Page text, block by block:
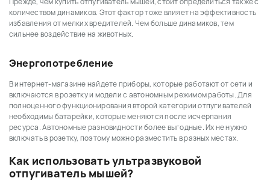
количеством динамиков. Этот фактор тоже влияет на эффективность
избавления от мелких вредителей. Чем больше динамиков, тем
сильнее воздействие на животных.
Энергопотребление
В интернет-магазине найдете приборы, которые работают от сети и
включаются в розетку и модели с автономным режимом работы. Для
полноценного функционирования второй категории отпугивателей
необходимы батарейки, которые меняются после исчерпания
ресурса. Автономные разновидности более выгодные. Их не нужно
включать в розетку, поэтому можно разместить в разных местах.
Как использовать ультразвуковой
отпугиватель мышей?